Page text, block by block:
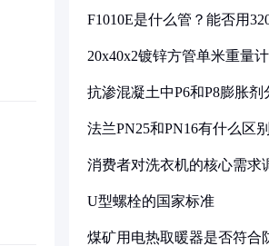
F1010E是什么管？能否用
20x40x2镀锌方管单米重量
抗渗混凝土中P6和P8膨胀剂
法兰PN25和PN16有什么区别
消费者对洗衣机的核心需求
U型螺栓的国家标准
煤矿用电热取暖器是否符合